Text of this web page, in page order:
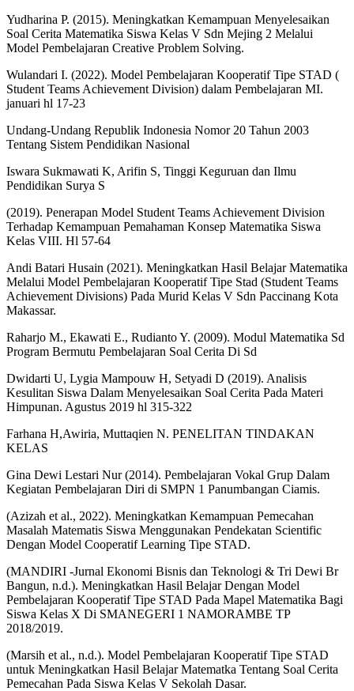
Yudharina P. (2015). Meningkatkan Kemampuan Menyelesaikan
Soal Cerita Matematika Siswa Kelas V Sdn Mejing 2 Melalui
Model Pembelajaran Creative Problem Solving.
Wulandari I. (2022). Model Pembelajaran Kooperatif Tipe STAD (
Student Teams Achievement Division) dalam Pembelajaran MI.
januari hl 17-23
Undang-Undang Republik Indonesia Nomor 20 Tahun 2003
Tentang Sistem Pendidikan Nasional
Iswara Sukmawati K, Arifin S, Tinggi Keguruan dan Ilmu
Pendidikan Surya S
(2019). Penerapan Model Student Teams Achievement Division
Terhadap Kemampuan Pemahaman Konsep Matematika Siswa
Kelas VIII. Hl 57-64
Andi Batari Husain (2021). Meningkatkan Hasil Belajar Matematika
Melalui Model Pembelajaran Kooperatif Tipe Stad (Student Teams
Achievement Divisions) Pada Murid Kelas V Sdn Paccinang Kota
Makassar.
Raharjo M., Ekawati E., Rudianto Y. (2009). Modul Matematika Sd
Program Bermutu Pembelajaran Soal Cerita Di Sd
Dwidarti U, Lygia Mampouw H, Setyadi D (2019). Analisis
Kesulitan Siswa Dalam Menyelesaikan Soal Cerita Pada Materi
Himpunan. Agustus 2019 hl 315-322
Farhana H,Awiria, Muttaqien N. PENELITAN TINDAKAN
KELAS
Gina Dewi Lestari Nur (2014). Pembelajaran Vokal Grup Dalam
Kegiatan Pembelajaran Diri di SMPN 1 Panumbangan Ciamis.
(Azizah et al., 2022). Meningkatkan Kemampuan Pemecahan
Masalah Matematis Siswa Menggunakan Pendekatan Scientific
Dengan Model Cooperatif Learning Tipe STAD.
(MANDIRI -Jurnal Ekonomi Bisnis dan Teknologi & Tri Dewi Br
Bangun, n.d.). Meningkatkan Hasil Belajar Dengan Model
Pembelajaran Kooperatif Tipe STAD Pada Mapel Matematika Bagi
Siswa Kelas X Di SMANEGERI 1 NAMORAMBE TP
2018/2019.
(Marsih et al., n.d.). Model Pembelajaran Kooperatif Tipe STAD
untuk Meningkatkan Hasil Belajar Matematka Tentang Soal Cerita
Pemecahan Pada Siswa Kelas V Sekolah Dasar.